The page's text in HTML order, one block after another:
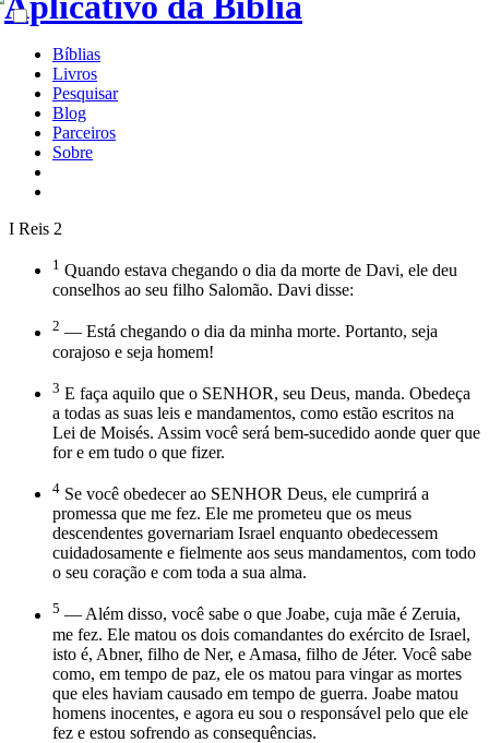
Bíblias
Livros
Pesquisar
Blog
Parceiros
Sobre
I Reis 2
1 Quando estava chegando o dia da morte de Davi, ele deu
conselhos ao seu filho Salomão. Davi disse:
2 — Está chegando o dia da minha morte. Portanto, seja
corajoso e seja homem!
3 E faça aquilo que o SENHOR, seu Deus, manda. Obedeça
a todas as suas leis e mandamentos, como estão escritos na
Lei de Moisés. Assim você será bem-sucedido aonde quer que
for e em tudo o que fizer.
4 Se você obedecer ao SENHOR Deus, ele cumprirá a
promessa que me fez. Ele me prometeu que os meus
descendentes governariam Israel enquanto obedecessem
cuidadosamente e fielmente aos seus mandamentos, com todo
o seu coração e com toda a sua alma.
5 — Além disso, você sabe o que Joabe, cuja mãe é Zeruia,
me fez. Ele matou os dois comandantes do exército de Israel,
isto é, Abner, filho de Ner, e Amasa, filho de Jéter. Você sabe
como, em tempo de paz, ele os matou para vingar as mortes
que eles haviam causado em tempo de guerra. Joabe matou
homens inocentes, e agora eu sou o responsável pelo que ele
fez e estou sofrendo as consequências.